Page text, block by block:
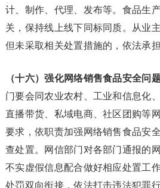
计、制作、代理、发布等。食品生
关，保持线上线下同标同质。从业
但未采取相关处置措施的，依法承
（十六）强化网络销售食品安全问
门要会同农业农村、工业和信息化
直播带货、私域电商、社区团购等
要求，依职责加强网络销售食品安
查处置。网信部门对各部门通报的
不实虚假信息配合做好相应处置工
处罚双向衔接，依法打击违法犯罪行